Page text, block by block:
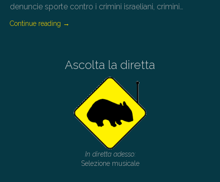
denuncie sporte contro i crimini israeliani, crimini…
Continue reading →
Ascolta la diretta
In diretta adesso:
Selezione musicale